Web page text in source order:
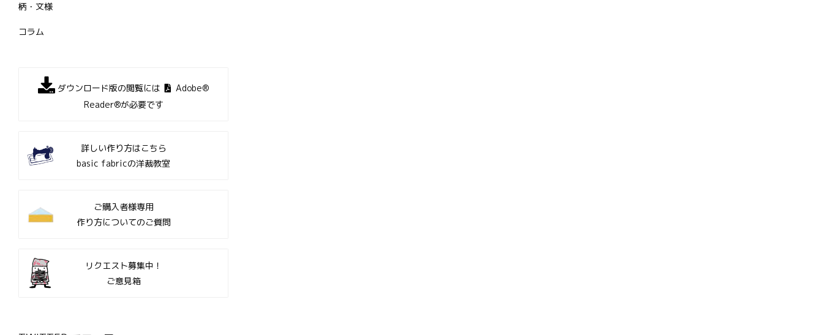
柄・文様
コラム
ダウンロード版の閲覧には
Adobe®
Reader®が必要です
詳しい作り方はこちら
basic fabricの洋裁教室
ご購入者様専用
作り方についてのご質問
リクエスト募集中！
ご意見箱